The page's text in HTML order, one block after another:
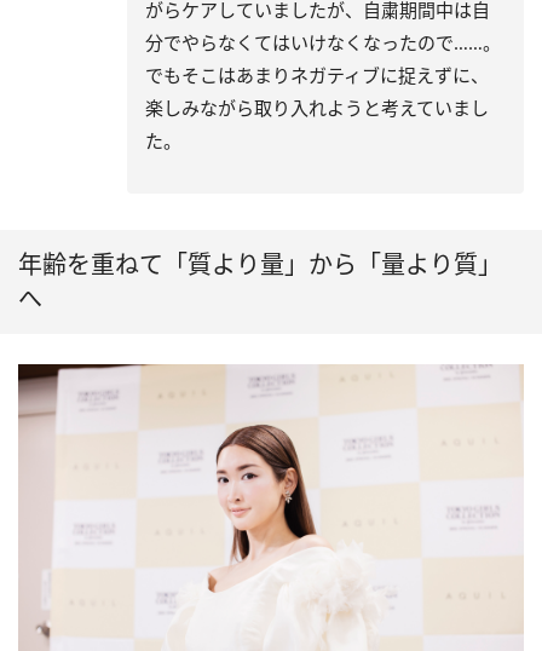
がらケアしていましたが、自粛期間中は自
分でやらなくてはいけなくなったので……。
でもそこはあまりネガティブに捉えずに、
楽しみながら取り入れようと考えていまし
た。
年齢を重ねて「質より量」から「量より質」
へ